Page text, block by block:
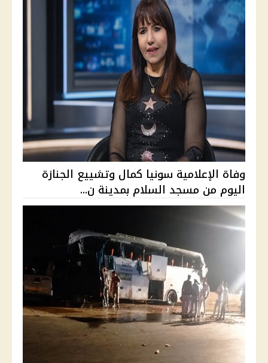
وفاة الإعلامية سونيا كمال وتشييع الجنازة
اليوم من مسجد السلام بمدينة ن...